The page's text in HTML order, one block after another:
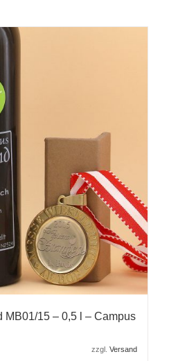
MB01/15 – 0,5 l – Campus
zzgl. Versand